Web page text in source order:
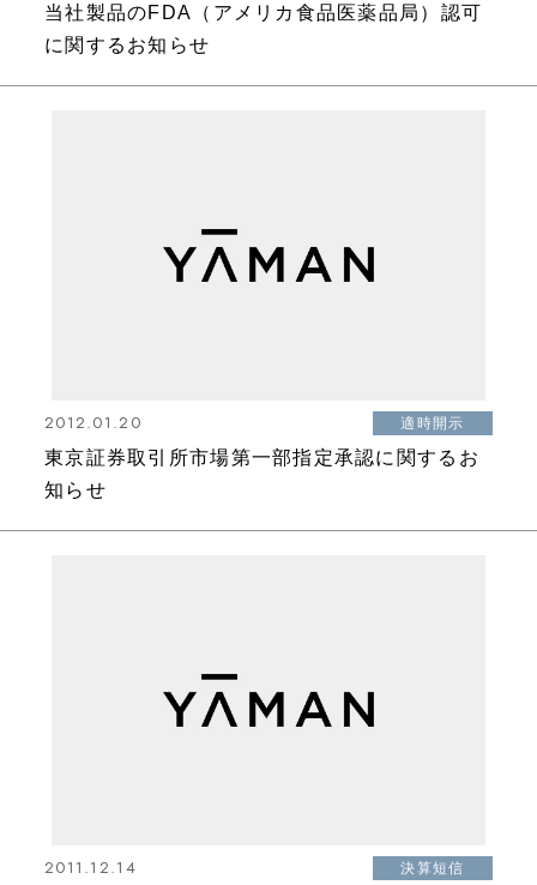
当社製品のFDA（アメリカ食品医薬品局）認可
に関するお知らせ
2012.01.20 適時開示
東京証券取引所市場第一部指定承認に関するお
知らせ
2011.12.14 決算短信